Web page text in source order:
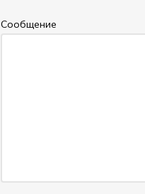
Cообщение